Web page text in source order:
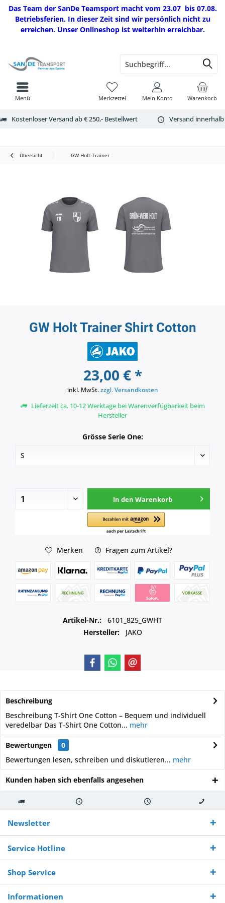
Das Team der SanDe Teamsport macht vom 23.07 bis 07.08.
Betriebsferien. In dieser Zeit sind wir persönlich nicht zu
erreichen. Unser Onlineshop ist weiterhin erreichbar.
Kostenloser Versand ab € 250,- Bestellwert Versand
Warenkorb
Merkzettel Mein Konto
Menü
Übersicht GW Holt Trainer
GW Holt Trainer Shirt Cotton
23,00 € *
inkl. MwSt.zzgl. Versandkosten
Lieferzeit ca. 10-12 Werktage bei Warenverfügbarkeit beim
Hersteller
Grösse Serie One:
In den Warenkorb
Merken Fragen zum Artikel?
Artikel-Nr.:
6101_825_GWHT
Hersteller:
JAKO
Beschreibung
Beschreibung T-Shirt One Cotton – Bequem und individuell
veredelbar Das T-Shirt One Cotton... mehr
Bewertungen
0
Bewertungen lesen, schreiben und diskutieren... mehr
Kunden haben sich ebenfalls angesehen
Kostenloser
Versand ab €
250,-
Versand innerhalb von Versand von So erreichen
Sie uns 0160
970 511 90
Newsletter
Service Hotline
Shop Service
Informationen